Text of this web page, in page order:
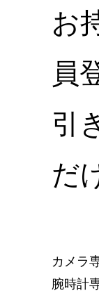
お
員
引
だ
カメラ
腕時計